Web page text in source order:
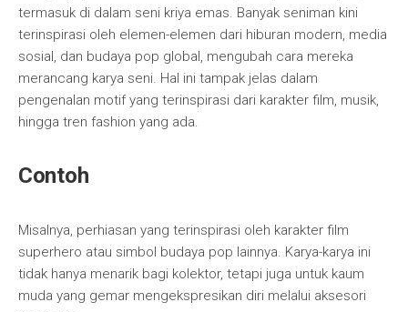
termasuk di dalam seni kriya emas. Banyak seniman kini
terinspirasi oleh elemen-elemen dari hiburan modern, media
sosial, dan budaya pop global, mengubah cara mereka
merancang karya seni. Hal ini tampak jelas dalam
pengenalan motif yang terinspirasi dari karakter film, musik,
hingga tren fashion yang ada.
Contoh
Misalnya, perhiasan yang terinspirasi oleh karakter film
superhero atau simbol budaya pop lainnya. Karya-karya ini
tidak hanya menarik bagi kolektor, tetapi juga untuk kaum
muda yang gemar mengekspresikan diri melalui aksesori